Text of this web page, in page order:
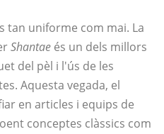
tan uniforme com mai. La
Shantae és un dels millors
del pèl i l'ús de les
Aquesta vegada, el
en articles i equips de
conceptes clàssics com